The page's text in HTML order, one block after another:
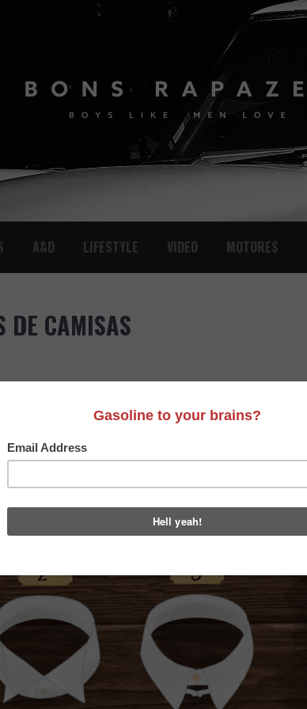
A&D LIFESTYLE VIDEO MOTORES
DE CAMISAS